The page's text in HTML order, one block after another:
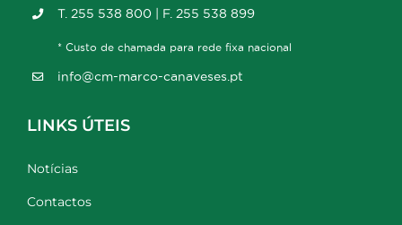
T. 255 538 800 | F. 255 538 899
* Custo de chamada para rede fixa nacional
info@cm-marco-canaveses.pt
LINKS ÚTEIS
Notícias
Contactos